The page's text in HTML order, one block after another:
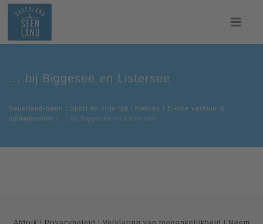
... bij Biggesee en Listersee
Sauerland-Seen / Sport en vrije tijd / Fietsen / E-bike verhuur &
oplaadpunten / ... bij Biggesee en Listersee